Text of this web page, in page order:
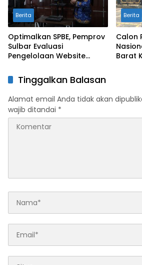
Berita
Optimalkan SPBE, Pemprov
Sulbar Evaluasi
Pengelolaan Website
Berita
Calon
Barat
Tinggalkan Balasan
Alamat email Anda tidak akan
wajib ditandai *